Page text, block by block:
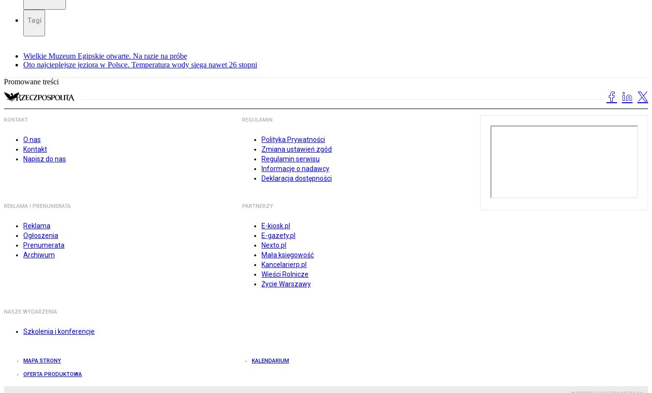
Tagi
Wielkie Muzeum Egipskie otwarte. Na razie na próbę
Oto najcieplejsze jeziora w Polsce. Temperatura wody sięga nawet 26 stopni
Promowane treści
KONTAKT
O nas
Kontakt
Napisz do nas
REGULAMIN
Polityka Prywatności
Zmiana ustawień zgód
Regulamin serwisu
Informacje o nadawcy
Deklaracja dostępności
REKLAMA I PRENUMERATA
Reklama
Ogłoszenia
Prenumerata
Archiwum
PARTNERZY
E-kiosk.pl
E-gazety.pl
Nexto.pl
Mała księgowość
Kancelarierp.pl
Wieści Rolnicze
Życie Warszawy
NASZE WYDARZENIA
Szkolenia i konferencje
MAPA STRONY KALENDARIUM
OFERTA PRODUKTOWA